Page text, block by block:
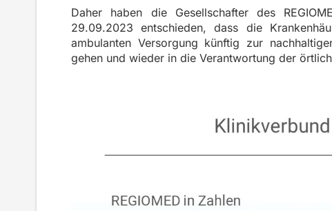
Daher haben die Gesellschafter des
29.09.2023 entschieden, dass die
ambulanten Versorgung künftig zur
gehen und wieder in die Verantwortung der